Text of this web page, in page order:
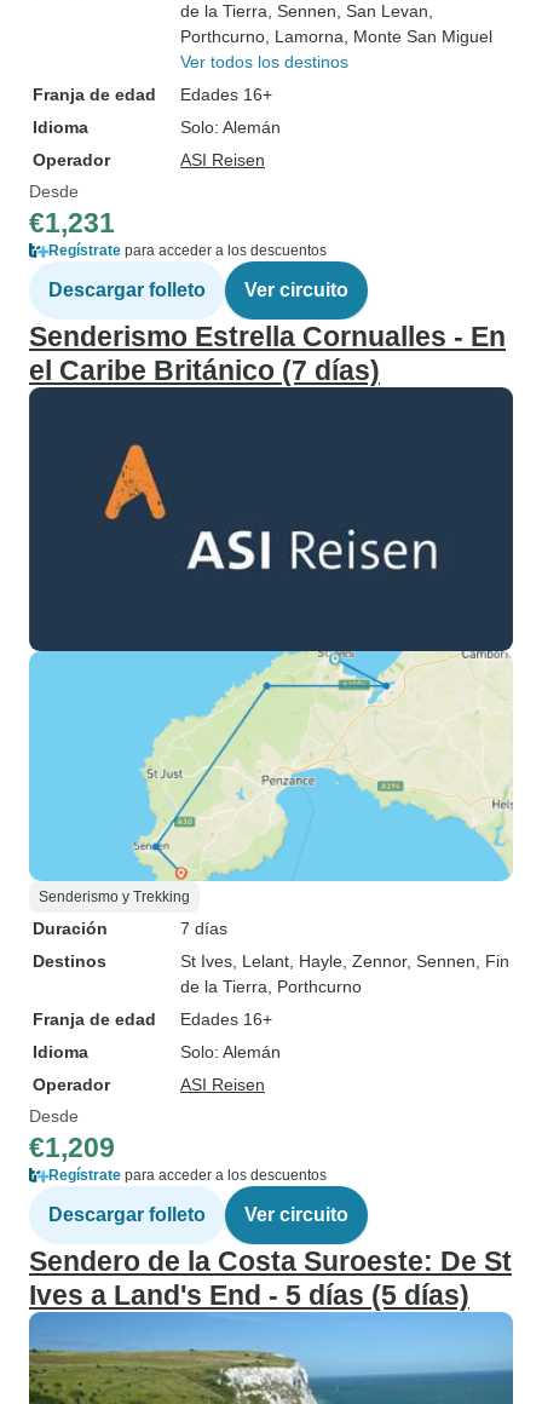
de la Tierra , Sennen , San Levan
Porthcurno , Lamorna , Monte San Miguel
Ver todos los destinos
Franja de edad
Edades 16+
Idioma
Solo: Alemán
Operador
ASI Reisen
Desde
€1,231
Regístrate para acceder a los descuentos
Descargar folleto Ver circuito
Senderismo Estrella Cornualles - En
el Caribe Británico (7 días)
Senderismo y Trekking
Duración
7 días
Destinos
St Ives , Lelant , Hayle , Zennor, Sennen , Fin
de la Tierra , Porthcurno
Franja de edad
Edades 16+
Idioma
Solo: Alemán
Operador
ASI Reisen
Desde
€1,209
Regístrate para acceder a los descuentos
Descargar folleto Ver circuito
Sendero de la Costa Suroeste: De St
Ives a Land's End - 5 días (5 días)